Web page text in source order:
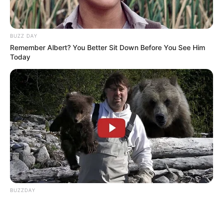
Prefeitura realiza a maior entrega de
motocicletas aos Agentes de Saúde da
história...
Terceiro lote da restituição do IR paga
R$ 4,61 bilhões para 2,7 milhões de
contribuintes.
MATÉRIAS EM DESTAQUES
Agente de Saúde é indiciada por
falsificar visitas que nunca aconteceram.
BUZZ DAY
Remember Albert? You Better Sit Down Before You See Him
Today
BUZZDAY